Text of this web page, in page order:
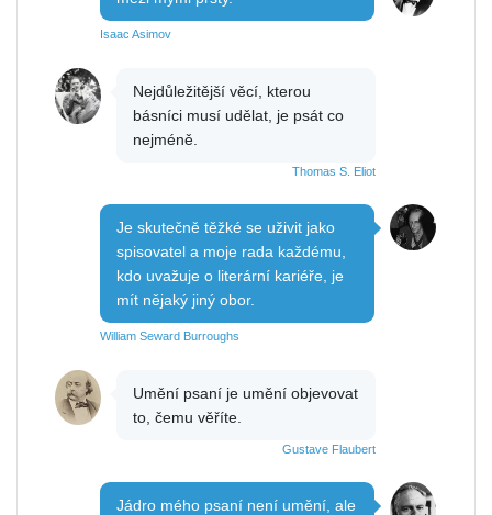
Isaac Asimov
Nejdůležitější věcí, kterou
básníci musí udělat, je psát co
nejméně.
Thomas S. Eliot
Je skutečně těžké se uživit jako
spisovatel a moje rada každému,
kdo uvažuje o literární kariéře, je
mít nějaký jiný obor.
William Seward Burroughs
Umění psaní je umění objevovat
to, čemu věříte.
Gustave Flaubert
Jádro mého psaní není umění, ale